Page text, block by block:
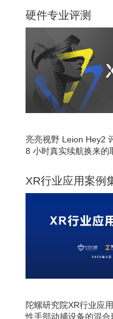
硬件专业评测
亮亮视野 Leion Hey2
8 小时真实续航换来的
XR行业应用案例
陀螺研究院XR行业应
性手部动捕设备的混